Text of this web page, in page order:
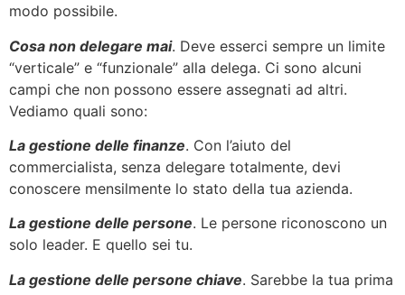
modo possibile.
Cosa non delegare mai. Deve esserci sempre un limite
“verticale” e “funzionale” alla delega. Ci sono alcuni
campi che non possono essere assegnati ad altri.
Vediamo quali sono:
La gestione delle finanze. Con l’aiuto del
commercialista, senza delegare totalmente, devi
conoscere mensilmente lo stato della tua azienda.
La gestione delle persone. Le persone riconoscono un
solo leader. E quello sei tu.
La gestione delle persone chiave. Sarebbe la tua prima